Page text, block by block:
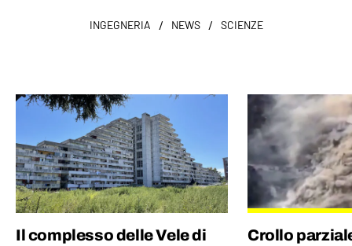
INGEGNERIA / NEWS / SCIENZE
Il complesso delle Vele di
Crollo